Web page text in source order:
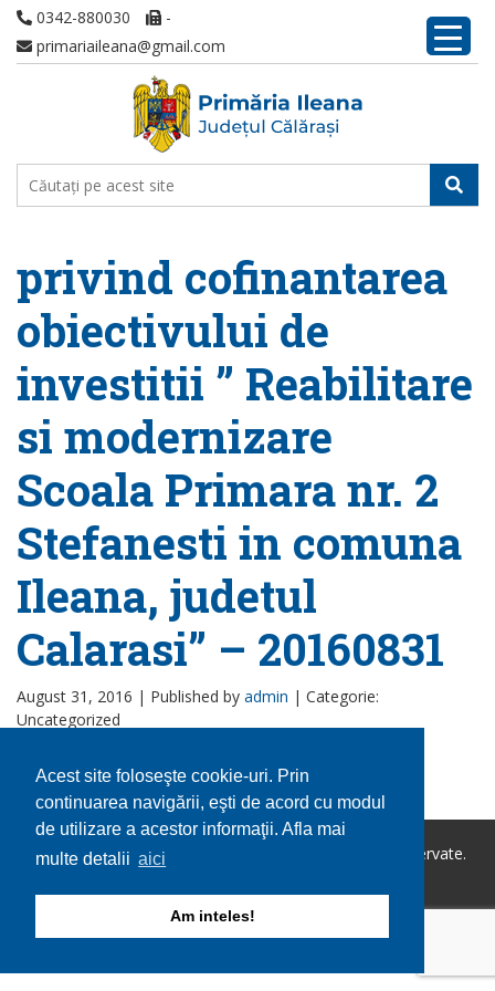
Acest site foloseşte cookie-uri. Prin
continuarea navigării, eşti de acord cu modul
de utilizare a acestor informaţii. Afla mai
multe detalii aici
Am inteles!
0342-880030
-
primariaileana@gmail.com
privind cofinantarea
obiectivului de
investitii ” Reabilitare
si modernizare
Scoala Primara nr. 2
Stefanesti in comuna
Ileana, judetul
Calarasi” – 20160831
August 31, 2016 | Published by admin | Categorie:
Uncategorized
Copyright © 2026 Comuna Ileana. Toate drepturile rezervate.